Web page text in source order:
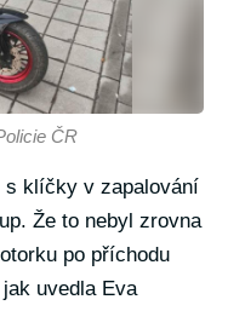
ČR
s klíčky v zapalování
Že to nebyl zrovna
po příchodu
uvedla Eva